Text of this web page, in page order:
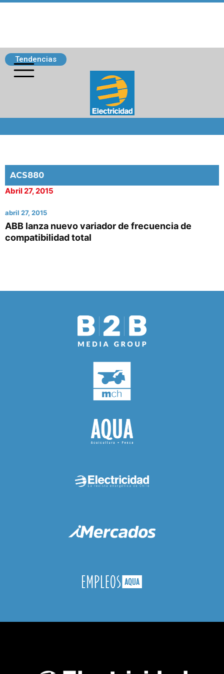
Tendencias
ACS880
Abril 27, 2015
abril 27, 2015
ABB lanza nuevo variador de frecuencia de
compatibilidad total